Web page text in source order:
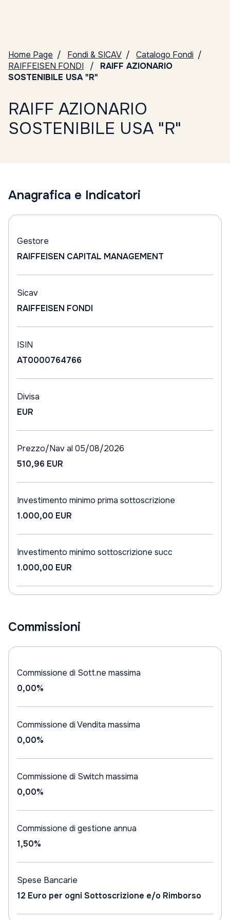
Home Page Fondi & SICAV
Catalogo Fondi
RAIFFEISEN FONDI
RAIFF AZIONARIO
SOSTENIBILE USA "R"
RAIFF AZIONARIO
SOSTENIBILE USA "R"
Anagrafica e Indicatori
Gestore
RAIFFEISEN CAPITAL MANAGEMENT
Sicav
RAIFFEISEN FONDI
ISIN
AT0000764766
Divisa
EUR
Prezzo/Nav al 05/08/2026
510,96 EUR
Investimento minimo prima sottoscrizione
1.000,00 EUR
Investimento minimo sottoscrizione succ
1.000,00 EUR
Commissioni
Commissione di Sott.ne massima
0,00%
Commissione di Vendita massima
0,00%
Commissione di Switch massima
0,00%
Commissione di gestione annua
1,50%
Spese Bancarie
12 Euro per ogni Sottoscrizione e/o Rimborso